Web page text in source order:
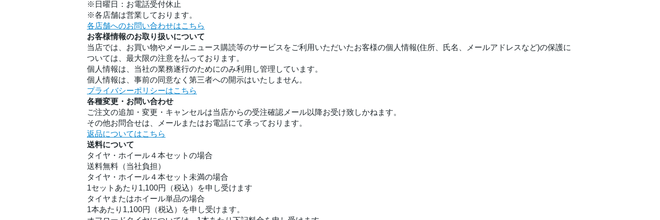
※日曜日：お電話受付休止
※各店舗は営業しております。
各店舗へのお問い合わせはこちら
お客様情報のお取り扱いについて
当店では、お買い物やメールニュース購読等のサービスをご利用いただいたお客様の個人情報(住所、氏名、メールアドレスなど)の保護に
ついては、最大限の注意を払っております。
個人情報は、当社の業務遂行のためにのみ利用し管理しています。
個人情報は、事前の同意なく第三者への開示はいたしません。
プライバシーポリシーはこちら
各種変更・お問い合わせ
ご注文の追加・変更・キャンセルは当店からの受注確認メール以降お受け致しかねます。
その他お問合せは、メールまたはお電話にて承っております。
返品についてはこちら
送料について
タイヤ・ホイール４本セットの場合
送料無料（当社負担）
タイヤ・ホイール４本セット未満の場合
1セットあたり1,100円（税込）を申し受けます
タイヤまたはホイール単品の場合
1本あたり1,100円（税込）を申し受けます。